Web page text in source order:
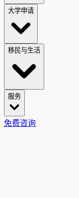
大学申请
移民与生活
服务
免费咨询